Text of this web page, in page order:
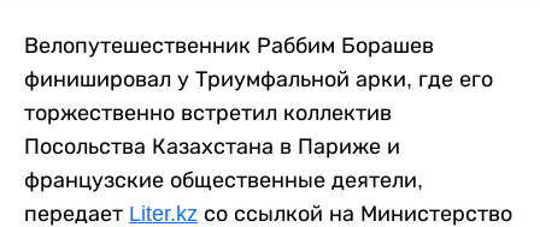
Велопутешественник Раббим Борашев
финишировал у Триумфальной арки, где его
торжественно встретил коллектив
Посольства Казахстана в Париже и
французские общественные деятели,
передает Liter.kz со ссылкой на Министерство